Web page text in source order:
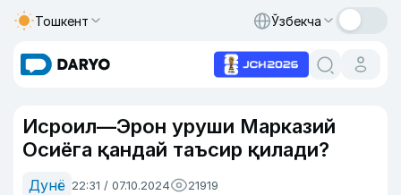
Тошкент Ўзбекча
Исроил—Эрон уруши Марказий
Осиёга қандай таъсир қилади?
Дунё 22:31 / 07.10.2024 21919